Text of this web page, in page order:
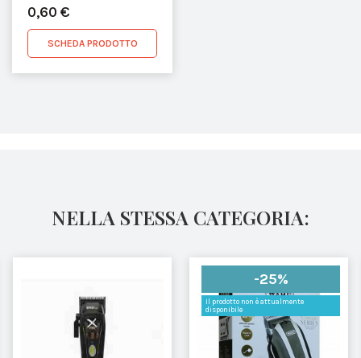
PEZZI)
0,60 €
SCHEDA PRODOTTO
NELLA STESSA CATEGORIA:
-25%
Il prodotto non è attualmente
disponibile